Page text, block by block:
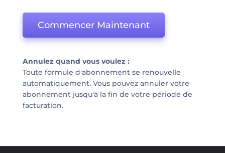
Commencer Maintenant
Annulez quand vous voulez :
Toute formule d'abonnement se renouvelle
automatiquement. Vous pouvez annuler votre
abonnement jusqu'à la fin de votre période de
facturation.